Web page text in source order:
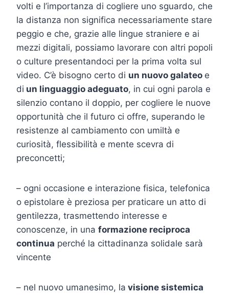
volti e l’importanza di cogliere uno sguardo, che
la distanza non significa necessariamente stare
peggio e che, grazie alle lingue straniere e ai
mezzi digitali, possiamo lavorare con altri popoli
o culture presentandoci per la prima volta sul
video. C’è bisogno certo di un nuovo galateo e
di un linguaggio adeguato, in cui ogni parola e
silenzio contano il doppio, per cogliere le nuove
opportunità che il futuro ci offre, superando le
resistenze al cambiamento con umiltà e
curiosità, flessibilità e mente scevra di
preconcetti;
– ogni occasione e interazione fisica, telefonica
o epistolare è preziosa per praticare un atto di
gentilezza, trasmettendo interesse e
conoscenze, in una formazione reciproca
continua perché la cittadinanza solidale sarà
vincente
– nel nuovo umanesimo, la visione sistemica